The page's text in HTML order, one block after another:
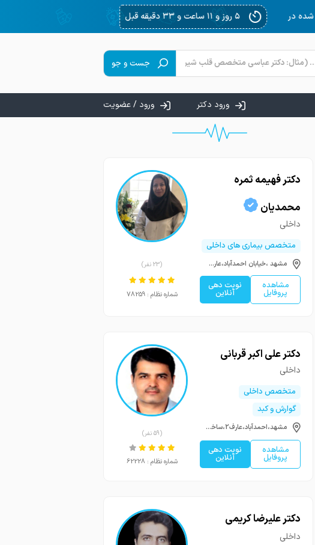
جست و جو
ورود دکتر ورود / عضویت
دکتر فهيمه ثمره
محمديان
داخلی
متخصص بیماری های داخلی
مشهد ،خیابان احمدآباد،عارف 2،ساختمان پزشکی فارابی،پلاک9،طبقه همکف
مشاهده
پروفایل
نوبت دهی
آنلاین
(23 نفر)
شماره نظام : 78259
دکتر علی اکبر قربانی
داخلی
متخصص داخلی
گوارش و کبد
مشهد،احمدآباد،عارف2،ساختمان سماء،طبقه دوم
مشاهده
پروفایل
نوبت دهی
آنلاین
(59 نفر)
شماره نظام : 62228
دکتر علیرضا کریمی
داخلی